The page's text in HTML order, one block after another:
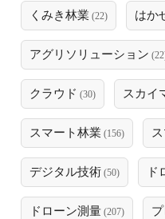
くみき林業 (22) はか
アグリソリューション
クラウド (30) スカイ
スマート林業 (156)
デジタル技術 (50) ド
ドローン測量 (207)